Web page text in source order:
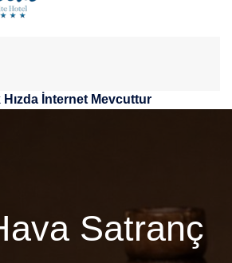
İnternet Mevcuttur
Satranç